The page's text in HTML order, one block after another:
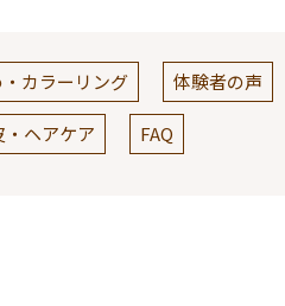
カラーリング 体験者の声
・ヘアケア FAQ